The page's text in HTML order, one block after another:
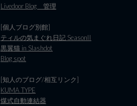
Livedoor Blog 管理
[個人ブログ別館]
ティルの気まぐれ日記 SeasonII
黒翼猫 in Slashdot
Blog spot
[知人のブログ/相互リンク]
KUMA TYPE
煤式自動連結器